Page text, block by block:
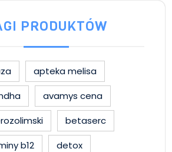
PRODUKTÓW
apteka melisa
avamys cena
betaserc
b12
detox